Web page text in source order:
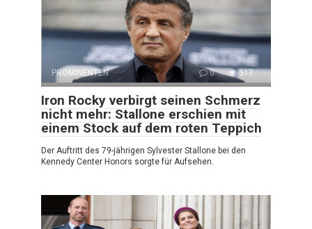
PROMINENTEN 0 517
Iron Rocky verbirgt seinen Schmerz
nicht mehr: Stallone erschien mit
einem Stock auf dem roten Teppich
Der Auftritt des 79-jährigen Sylvester Stallone bei den
Kennedy Center Honors sorgte für Aufsehen.